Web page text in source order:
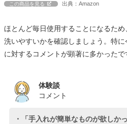
この商品を見る 出典：Amazon
ほとんど毎日使用することになるた
洗いやすいかを確認しましょう。特
に対するコメントが顕著に多かったで
体験談
コメント
・「手入れが簡単なものが欲しかっ